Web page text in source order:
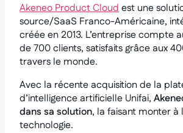
Akeneo Product Cloudest une
source/SaaS Franco-Américaine,
créée en 2013. L’entreprise compte
de 700 clients, satisfaits grâce aux
travers le monde.
Avec la récente acquisition de la
d’intelligence artificielle Unifai,
dans sa solution, la faisant monter à
technologie.